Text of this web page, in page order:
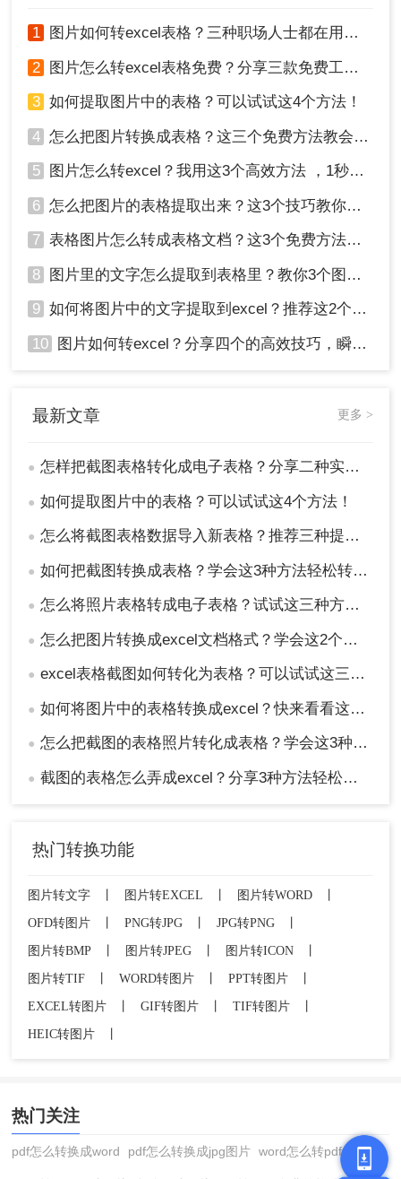
1 图片如何转excel表格？三种职场人士都在用的方法，一学就会！
2 图片怎么转excel表格免费？分享三款免费工具！
3 如何提取图片中的表格？可以试试这4个方法！
4 怎么把图片转换成表格？这三个免费方法教会你！
5 图片怎么转excel？我用这3个高效方法 ，1秒提取图片表格！
6 怎么把图片的表格提取出来？这3个技巧教你轻松完成提取~！
7 表格图片怎么转成表格文档？这3个免费方法赶紧收藏！
8 图片里的文字怎么提取到表格里？教你3个图片转excel方法
9 如何将图片中的文字提取到excel？推荐这2个方法，一学就会！
10 图片如何转excel？分享四个的高效技巧，瞬间提高办公效！
最新文章 更多 >
● 怎样把截图表格转化成电子表格？分享二种实用的方法！
● 如何提取图片中的表格？可以试试这4个方法！
● 怎么将截图表格数据导入新表格？推荐三种提取方法!
● 如何把截图转换成表格？学会这3种方法轻松转换！
● 怎么将照片表格转成电子表格？试试这三种方法！
● 怎么把图片转换成excel文档格式？学会这2个方法就够了！
● excel表格截图如何转化为表格？可以试试这三个方法！
● 如何将图片中的表格转换成excel？快来看看这三个方法！
● 怎么把截图的表格照片转化成表格？学会这3种方法轻松提取！
● 截图的表格怎么弄成excel？分享3种方法轻松提取！
热门转换功能
图片转文字 图片转EXCEL 图片转WORD
OFD转图片
PNG转JPG JPG转PNG
图片转BMP
图片转JPEG 图片转ICON
图片转TIF
WORD转图片 PPT转图片
EXCEL转图片
GIF转图片 TIF转图片
HEIC转图片
热门关注
pdf怎么转换成word pdf怎么转换成jpg图片 word怎么转pdf